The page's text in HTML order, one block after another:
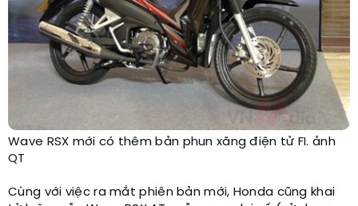
Wave RSX mới có thêm bản phun xăng điện tử FI. ảnh
QT​
Cùng với việc ra mắt phiên bản mới, Honda cũng khai